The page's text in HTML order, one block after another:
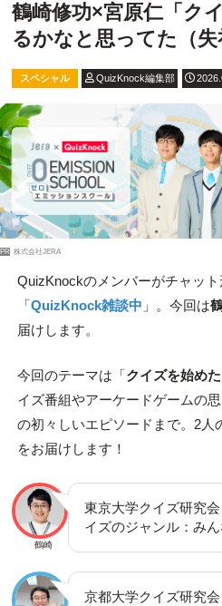
鶴崎修功×宮原仁「ク
るかなと思ってた（失
スペシャル QuizKnock編集部
PR 株式会社JERA
QuizKnockのメンバーがチャッ
「QuizKnock雑談中 」。今回は
届けします。
今回のテーマは「クイズを始め
イズ番組やアーケードゲームの
の初々しいエピソードまで。2人
をお届けします！
鶴崎
東京大学クイズ研究
イズのジャンル：み
京都大学クイズ研究